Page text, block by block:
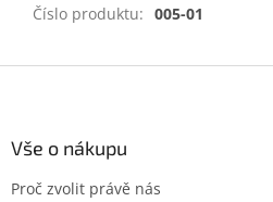
Číslo produktu: 005-01
Vše o nákupu
Proč zvolit právě nás